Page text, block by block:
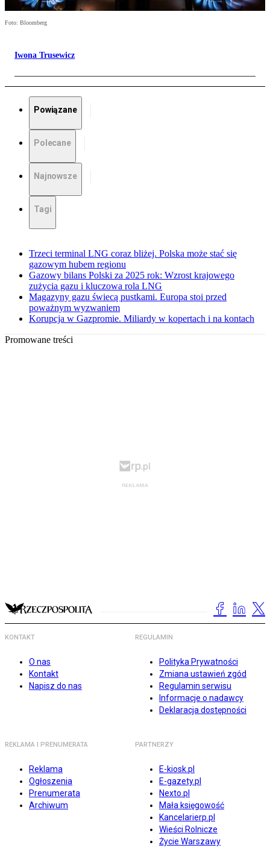
Foto: Bloomberg
Iwona Trusewicz
Powiązane
Polecane
Najnowsze
Tagi
Trzeci terminal LNG coraz bliżej. Polska może stać się
gazowym hubem regionu
Gazowy bilans Polski za 2025 rok: Wzrost krajowego
zużycia gazu i kluczowa rola LNG
Magazyny gazu świecą pustkami. Europa stoi przed
poważnym wyzwaniem
Korupcja w Gazpromie. Miliardy w kopertach i na kontach
Promowane treści
KONTAKT
O nas
Kontakt
Napisz do nas
REGULAMIN
Polityka Prywatności
Zmiana ustawień zgód
Regulamin serwisu
Informacje o nadawcy
Deklaracja dostępności
REKLAMA I PRENUMERATA
Reklama
Ogłoszenia
Prenumerata
Archiwum
PARTNERZY
E-kiosk.pl
E-gazety.pl
Nexto.pl
Mała księgowość
Kancelarierp.pl
Wieści Rolnicze
Życie Warszawy